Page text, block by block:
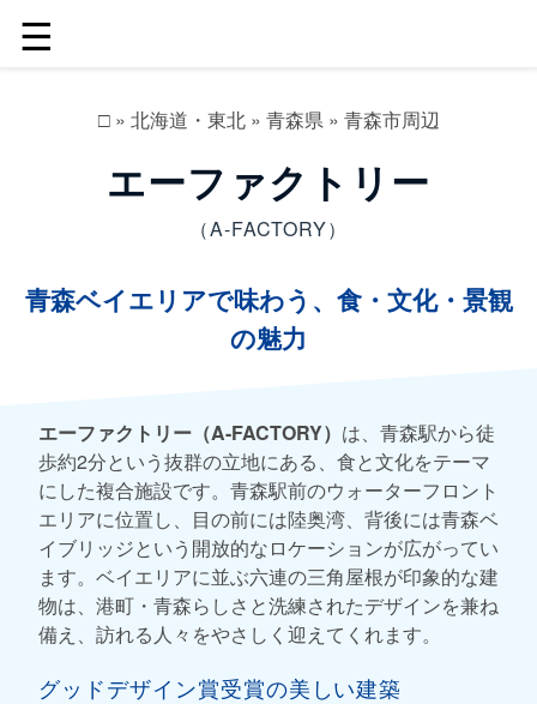
☰
□» 北海道・東北» 青森県» 青森市周辺
エーファクトリー
（A-FACTORY）
青森ベイエリアで味わう、食・文化・景観
の魅力
エーファクトリー（A-FACTORY） は、青森駅から徒
歩約2分という抜群の立地にある、食と文化をテーマ
にした複合施設です。青森駅前のウォーターフロント
エリアに位置し、目の前には陸奥湾、背後には青森ベ
イブリッジという開放的なロケーションが広がってい
ます。ベイエリアに並ぶ六連の三角屋根が印象的な建
物は、港町・青森らしさと洗練されたデザインを兼ね
備え、訪れる人々をやさしく迎えてくれます。
グッドデザイン賞受賞の美しい建築